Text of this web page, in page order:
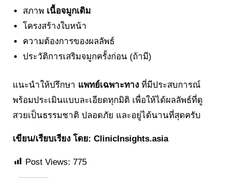
สภาพ เนื้อจมูกเดิม
โครงสร้างใบหน้า
ความต้องการของผลลัพธ์
ประวัติการเสริมจมูกครั้งก่อน (ถ้ามี)
แนะนำให้ปรึกษา แพทย์เฉพาะทาง ที่มีประสบการณ์
พร้อมประเมินแบบละเอียดทุกมิติ เพื่อให้ได้ผลลัพธ์ที่ดู
สวยเป็นธรรมชาติ ปลอดภัย และอยู่ได้นานที่สุดครับ
เขียน/เรียบเรียง โดย: ClinicInsights.asia
Post Views: 775